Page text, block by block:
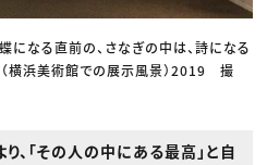
になる直前の、さなぎの中は、詩になる
（横浜美術館での展示風景）2019 撮
、「その人の中にある最高」と自